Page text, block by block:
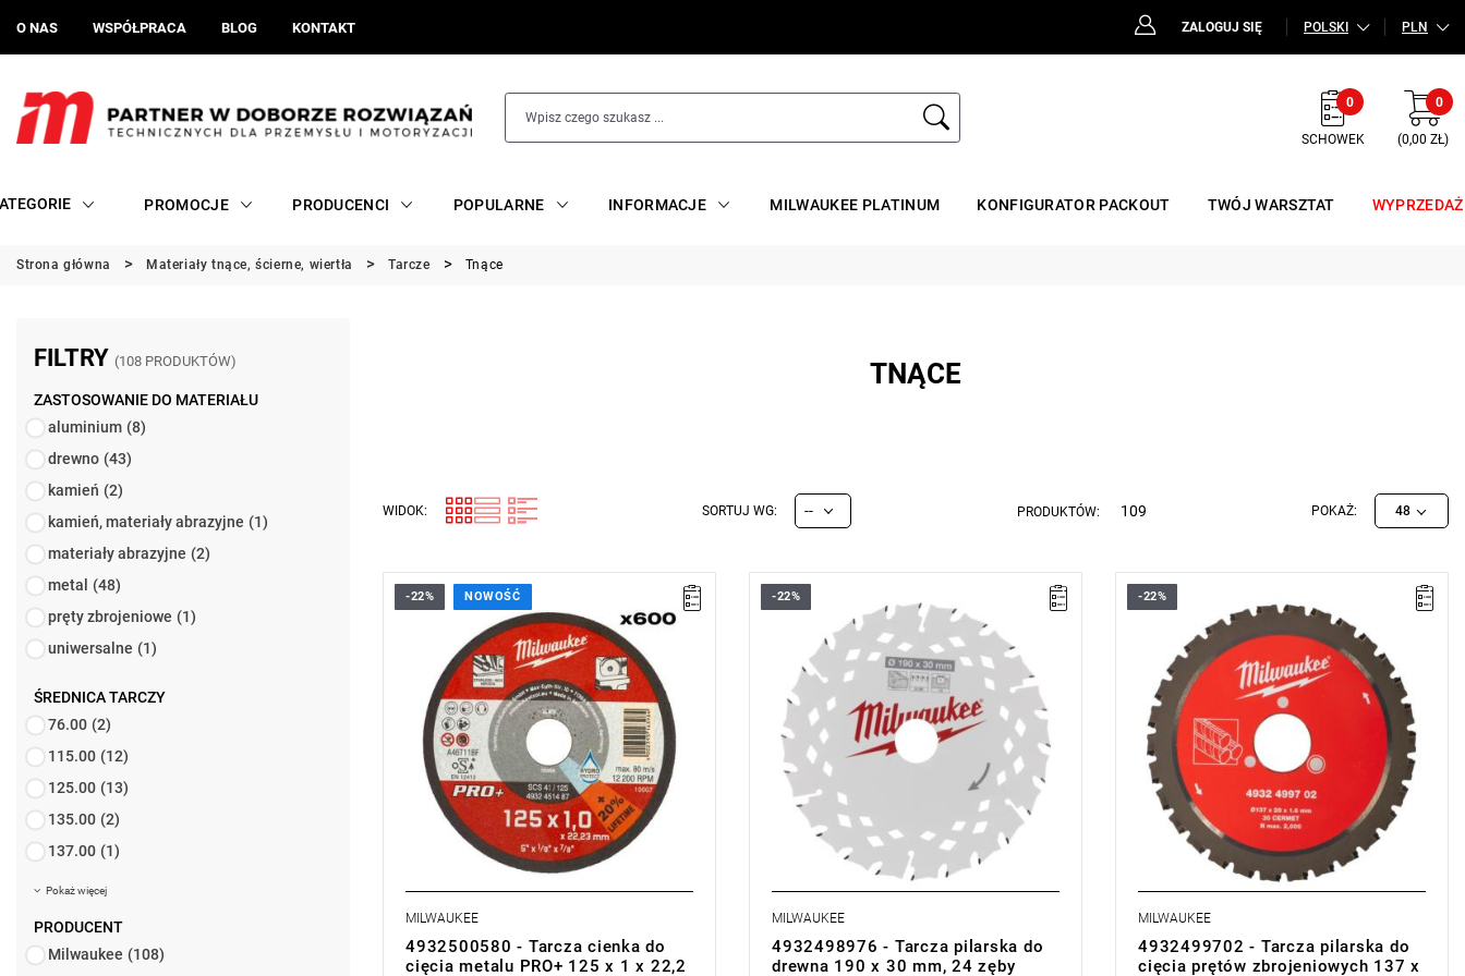
O NAS WSPÓŁPRACA BLOG KONTAKT ZALOGUJ SIĘ POLSKI PLN
0
SCHOWEK
0
(0,00 ZŁ)
PROMOCJE PRODUCENCI POPULARNE INFORMACJE MILWAUKEE PLATINUM KONFIGURATOR PACKOUT TWÓJ WARSZTAT WYPRZEDAŻ
Strona główna Materiały tnące, ścierne, wiertła Tarcze Tnące
FILTRY (108 PRODUKTÓW)
ZASTOSOWANIE DO MATERIAŁU
aluminium (8)
drewno (43)
kamień (2)
kamień, materiały abrazyjne (1)
materiały abrazyjne (2)
metal
(48)
pręty zbrojeniowe (1)
uniwersalne (1)
ŚREDNICA TARCZY
76.00 (2)
115.00 (12)
125.00 (13)
135.00 (2)
137.00 (1)
Pokaż więcej
PRODUCENT
Milwaukee (108)
TNĄCE
WIDOK: SORTUJ WG: -- PRODUKTÓW: 109 POKAŻ: 48
-22% NOWOŚĆ
MILWAUKEE
4932500580 - Tarcza cienka do
cięcia metalu PRO+ 125 x 1 x 22,2
-22%
MILWAUKEE
4932498976 - Tarcza pilarska do
drewna 190 x 30 mm, 24 zęby
-22%
MILWAUKEE
4932499702 - Tarcza pilarska do
cięcia prętów zbrojeniowych 137 x